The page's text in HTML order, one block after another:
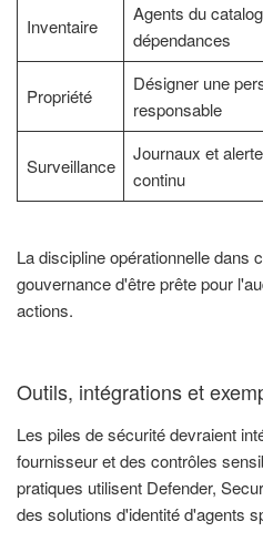
Inventaire
Agents du
dépendances
Propriété
Désigner une
responsable
Surveillance
Journaux et
continu
La discipline opérationnelle dans
gouvernance d'être prête pour
actions.
Outils, intégrations et
Les piles de sécurité devraient
fournisseur et des contrôles
pratiques utilisent Defender,
des solutions d'identité d'agents